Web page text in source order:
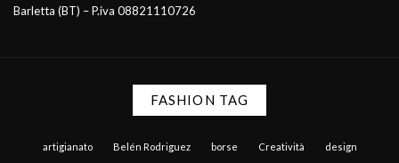
Barletta (BT) – P.iva 08821110726
FASHION TAG
artigianato Belén Rodriguez borse Creatività design